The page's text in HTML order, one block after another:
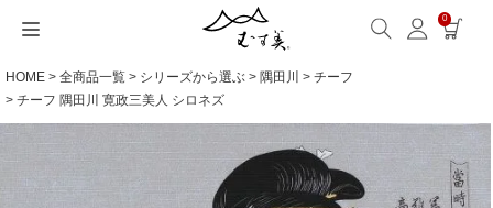
0
HOME 全商品一覧 シリーズから選ぶ 隅田川
チーフ
チーフ 隅田川 寛政三美人 シロネズ
サイズから選ぶ
サイズ一覧
Sサイズ(約45～50cm)
ギフトシーンから選ぶ
ギフトシーン一覧
内祝い
シーンから選ぶ
シーン一覧
毎日使うもの
素材から選ぶ
撥水加工
綿(コットン)
シリーズ名から選ぶ
全てのシリーズ
アクアドロップ(撥水)
ふくさ（念珠）・はんかち・書籍
ふくさ・念珠入れ
はんかち・手ぬぐい
名入れ・ラッピング
名入れ・記念品
無料ラッピング
発送・お問い合わせ
送料・お支払い方法
海外発送の方（English）
包み方・お手入れ
洗濯・お手入れ
包み方・使い方
ブログ・特集
読みもの(ブログ)
特集
読みもの(ブログ)
読みもの一覧
一升餅におすすめ
特集
特集一覧
ECOバッグ 100cm
むす美とは
About us
お取引をご希望の方